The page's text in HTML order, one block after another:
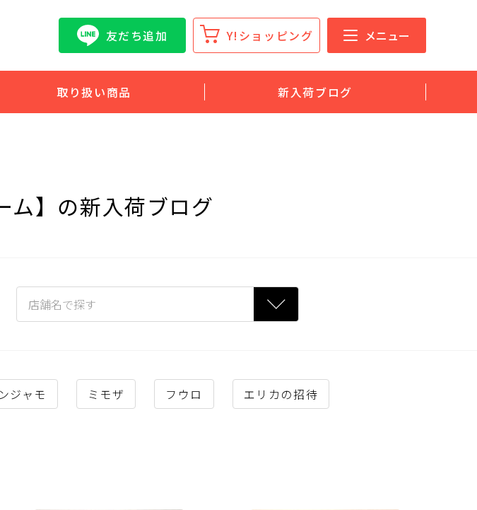
友だち追加 Y!ショッピング メニュー
取り扱い商品 新入荷ブログ
ム】の新入荷ブログ
ジャモ ミモザ フウロ エリカの招待